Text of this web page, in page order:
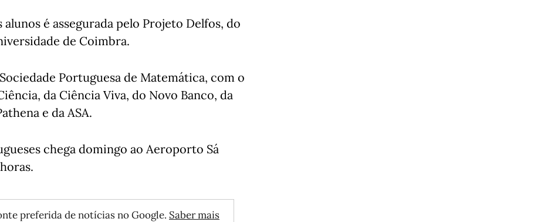
é assegurada pelo Projeto Delfos, do
de Coimbra.
Portuguesa de Matemática, com o
da Ciência Viva, do Novo Banco, da
e da ASA.
chega domingo ao Aeroporto Sá
preferida de notícias no Google. Saber mais